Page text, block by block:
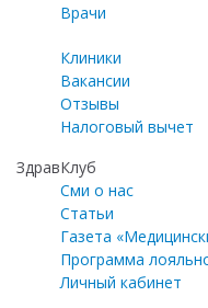
Врачи
Клиники
Вакансии
Отзывы
Налоговый вычет
ЗдравКлуб
Сми о нас
Статьи
Газета
Программа
Личный кабинет